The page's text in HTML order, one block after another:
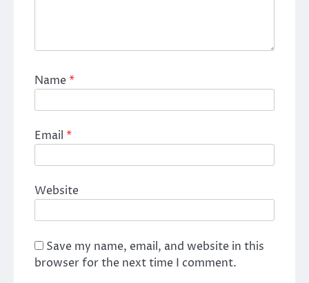
Name*
Email *
Website
Save my name, email, and website in this
browser for the next time I comment.